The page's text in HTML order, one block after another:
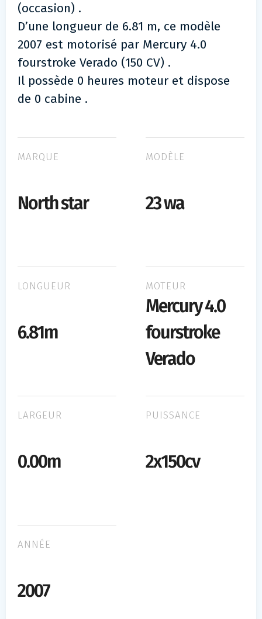
(occasion) .
D’une longueur de 6.81 m, ce modèle
2007 est motorisé par Mercury 4.0
fourstroke Verado (150 CV) .
Il possède 0 heures moteur et dispose
de 0 cabine .
MARQUE
North star
MODÈLE
23 wa
LONGUEUR
6.81m
MOTEUR
Mercury 4.0
fourstroke
Verado
LARGEUR
0.00m
PUISSANCE
2x150cv
ANNÉE
2007